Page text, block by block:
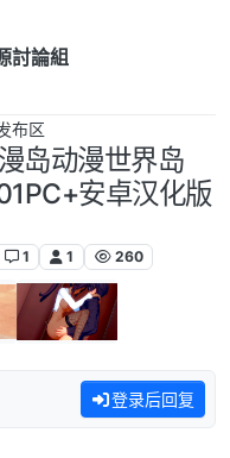
討論組
布区
岛动漫世界岛
安卓汉化版
1 1 260
登录后回复